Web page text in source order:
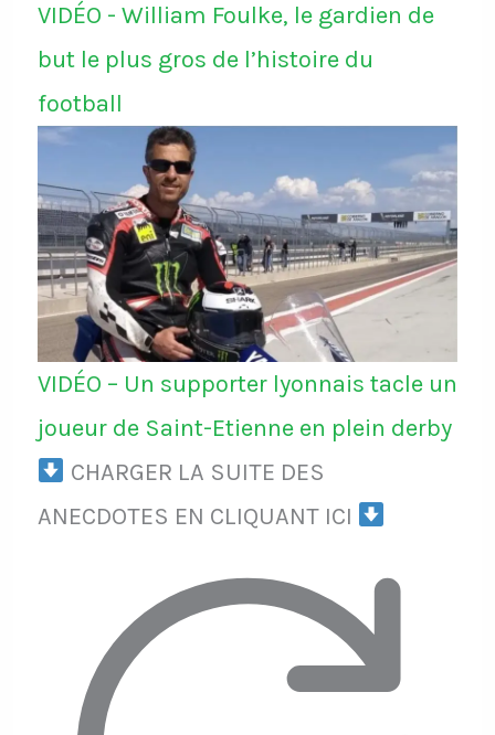
VIDÉO - William Foulke, le gardien de
but le plus gros de l’histoire du
football
VIDÉO – Un supporter lyonnais tacle un
joueur de Saint-Etienne en plein derby
CHARGER LA SUITE DES
ANECDOTES EN CLIQUANT ICI